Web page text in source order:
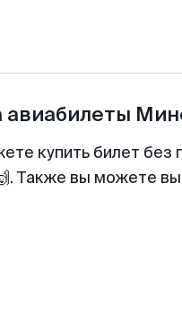
авиабилеты
купить билет
Также вы можете